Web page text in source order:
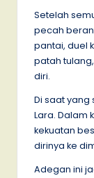
Setelah
pecah
pantai, duel
patah
diri.
Di saat yang
Lara. Dalam
kekuatan
dirinya ke
Adegan ini